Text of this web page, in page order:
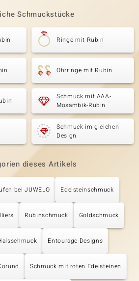
Schmuckstücke
Ringe mit Rubin
Ohrringe mit Rubin
Schmuck mit AAA-
Mosambik-Rubin
Schmuck im gleichen
Design
dieses Artikels
bei JUWELO Edelsteinschmuck
Rubinschmuck Goldschmuck
Entourage-Designs
Schmuck mit roten Edelsteinen